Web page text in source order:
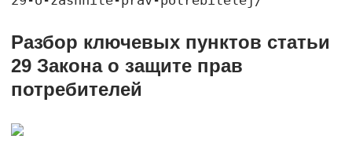
Разбор ключевых пунктов статьи
29 Закона о защите прав
потребителей